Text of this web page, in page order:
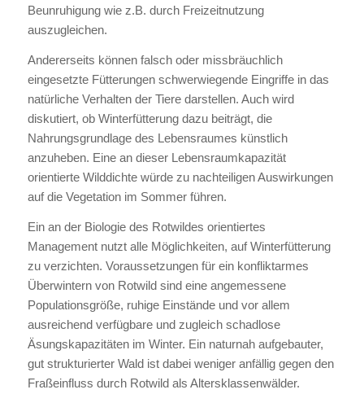
Beunruhigung wie z.B. durch Freizeitnutzung
auszugleichen.
Andererseits können falsch oder missbräuchlich
eingesetzte Fütterungen schwerwiegende Eingriffe in das
natürliche Verhalten der Tiere darstellen. Auch wird
diskutiert, ob Winterfütterung dazu beiträgt, die
Nahrungsgrundlage des Lebensraumes künstlich
anzuheben. Eine an dieser Lebensraumkapazität
orientierte Wilddichte würde zu nachteiligen Auswirkungen
auf die Vegetation im Sommer führen.
Ein an der Biologie des Rotwildes orientiertes
Management nutzt alle Möglichkeiten, auf Winterfütterung
zu verzichten. Voraussetzungen für ein konfliktarmes
Überwintern von Rotwild sind eine angemessene
Populationsgröße, ruhige Einstände und vor allem
ausreichend verfügbare und zugleich schadlose
Äsungskapazitäten im Winter. Ein naturnah aufgebauter,
gut strukturierter Wald ist dabei weniger anfällig gegen den
Fraßeinfluss durch Rotwild als Altersklassenwälder.